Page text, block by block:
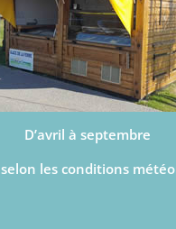
D’avril à septembre
selon les conditions météo